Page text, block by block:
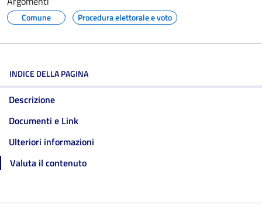
Comune Procedura elettorale e voto
INDICE DELLA PAGINA
Descrizione
Documenti e Link
Ulteriori informazioni
Valuta il contenuto